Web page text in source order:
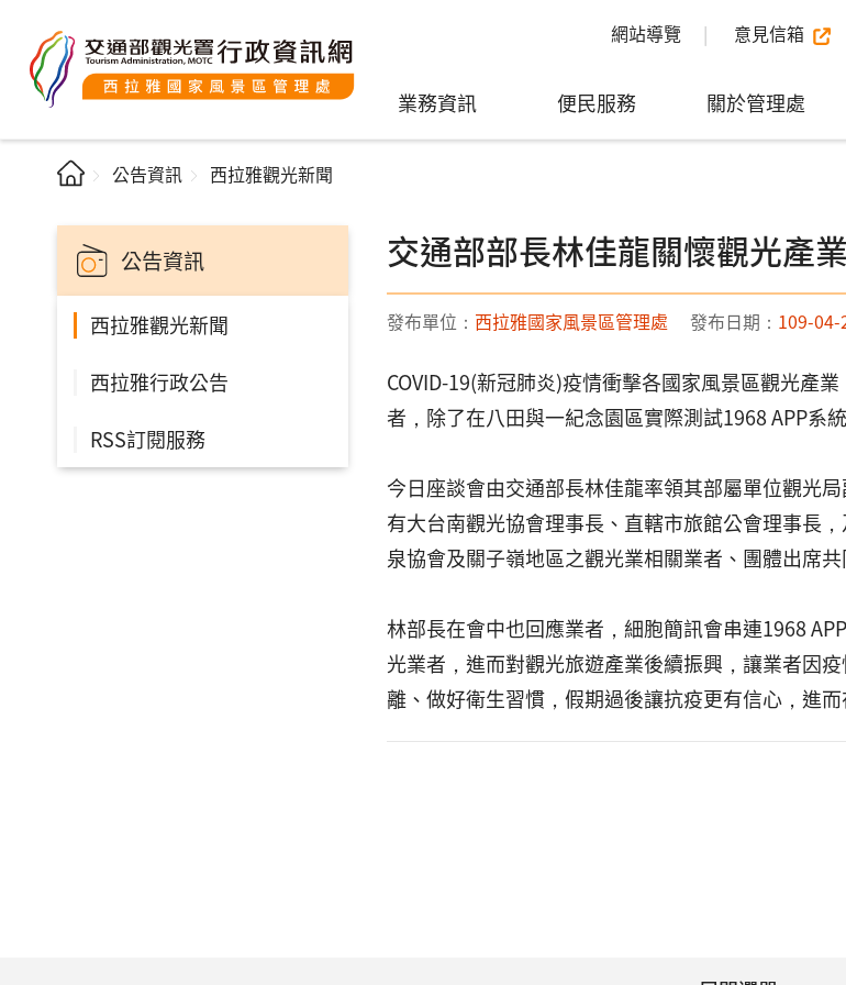
網站導覽 意見信箱
業務資訊 便民服務 關於管理處
公告資訊 西拉雅觀光新聞
公告資訊
西拉雅觀光新聞
西拉雅行政公告
RSS訂閱服務
交通部部長林佳龍關懷觀光產
發布單位： 西拉雅國家風景區管理處 發布日期： 109-04-
COVID-19(新冠肺炎)疫情衝擊各國家風景區觀光產
者，除了在八田與一紀念園區實際測試1968 APP系
今日座談會由交通部長林佳龍率領其部屬單位觀光
有大台南觀光協會理事長、直轄市旅館公會理事長
泉協會及關子嶺地區之觀光業相關業者、團體出席
林部長在會中也回應業者，細胞簡訊會串連1968
光業者，進而對觀光旅遊產業後續振興，讓業者因
離、做好衛生習慣，假期過後讓抗疫更有信心，進